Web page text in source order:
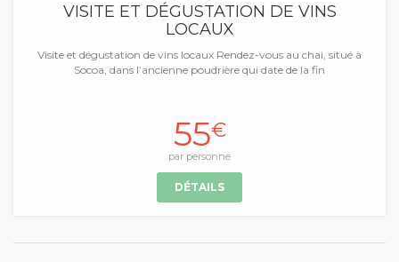
VISITE ET DÉGUSTATION DE VINS
LOCAUX
Visite et dégustation de vins locaux Rendez-vous au chai, situé à
Socoa, dans l’ancienne poudrière qui date de la fin
55€
par personne
DÉTAILS